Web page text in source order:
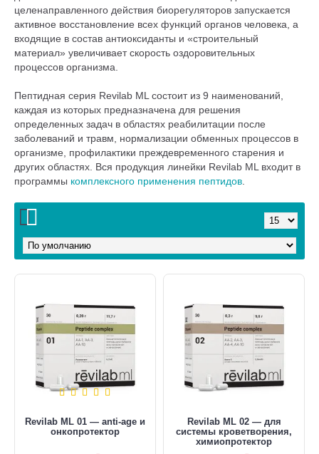
целенаправленного действия биорегуляторов запускается
активное восстановление всех функций органов человека, а
входящие в состав антиоксиданты и «строительный
материал» увеличивает скорость оздоровительных
процессов организма.
Пептидная серия Revilab ML состоит из 9 наименований,
каждая из которых предназначена для решения
определенных задач в областях реабилитации после
заболеваний и травм, нормализации обменных процессов в
организме, профилактики преждевременного старения и
других областях. Вся продукция линейки Revilab ML входит в
программы комплексного применения пептидов
Revilab ML 01 — anti-age и
онкопротектор
Revilab ML 02 — для
системы кроветворения,
химиопротектор